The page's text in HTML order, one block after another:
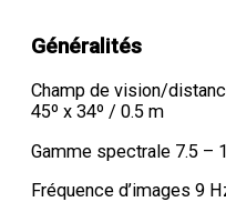
Généralités
Champ de vision/
45º x 34º / 0.5 m
Gamme spectrale 7.5 –
Fréquence d’images 9